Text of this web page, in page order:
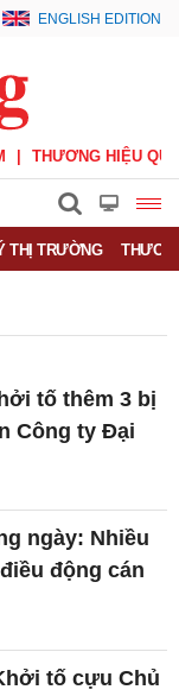
ENGLISH EDITION
THƯƠNG HIỆU
THỊ TRƯỜNG
tố thêm 3 bị
Công ty Đại
ngày: Nhiều
động cán
tố cựu Chủ